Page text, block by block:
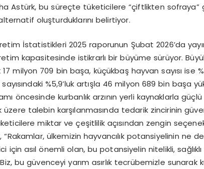
Astürk, bu süreçte tüketicilere “çiftlikten sofraya”
oluşturduklarını belirtiyor.
İstatistikleri 2025 raporunun Şubat 2026’da
kapasitesinde istikrarlı bir büyüme sürüyor.
milyon 709 bin başa, küçükbaş hayvan sayısı ise
sayısındaki %5,9’luk artışla 46 milyon 689 bin başa
öncesinde kurbanlık arzının yerli kaynaklarla
talebin karşılanmasında tedarik zincirinin
miktar ve çeşitlilik açısından zengin
, “Rakamlar, ülkemizin hayvancılık potansiyelinin ne
için asıl önemli olan, bu potansiyelin nitelikli,
Biz, bu güvenceyi yarım asırlık tecrübemizle